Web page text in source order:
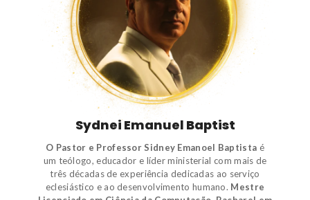
Sydnei Emanuel Baptist
O Pastor e Professor Sidney Emanoel Baptista é
um teólogo, educador e líder ministerial com mais de
três décadas de experiência dedicadas ao serviço
eclesiástico e ao desenvolvimento humano. Mestre